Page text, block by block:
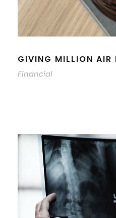
GIVING MILLION AIR
Financial